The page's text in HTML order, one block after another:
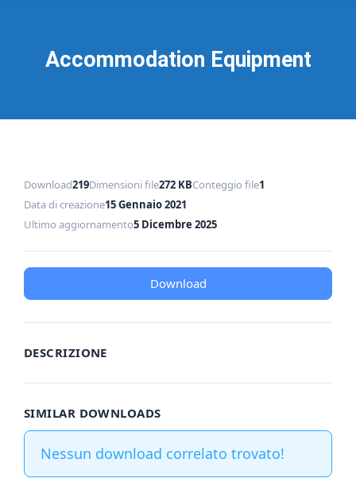
Accommodation Equipment
Download219Dimensioni file272 KBConteggio file1
Data di creazione15 Gennaio 2021
Ultimo aggiornamento5 Dicembre 2025
Download
DESCRIZIONE
SIMILAR DOWNLOADS
Nessun download correlato trovato!